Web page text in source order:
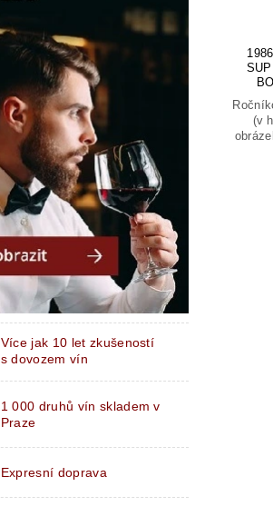
Více jak 10 let zkušeností
s dovozem vín
1 000 druhů vín skladem v
Praze
Expresní doprava
(v